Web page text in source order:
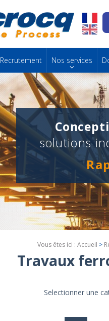
solutions
Recrutement Nos services
Vous êtes ici : Accueil >
Travaux
Selectionner une